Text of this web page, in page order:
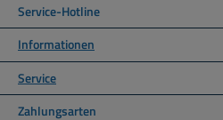
Service-Hotline
Informationen
Service
Zahlungsarten